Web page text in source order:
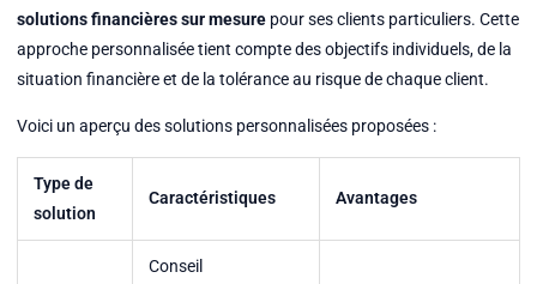
solutions financières sur mesurepour ses clients particuliers. Cette
approche personnalisée tient compte des objectifs individuels, de la
situation financière et de la tolérance au risque de chaque client.
Voici un aperçu des solutions personnalisées proposées :
Type de
solution
Caractéristiques Avantages
Conseil